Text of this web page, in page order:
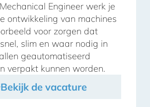
Engineer werk je
ontwikkeling van machines
voor zorgen dat
slim en waar nodig in
geautomatiseerd
verpakt kunnen worden.
Bekijk de vacature